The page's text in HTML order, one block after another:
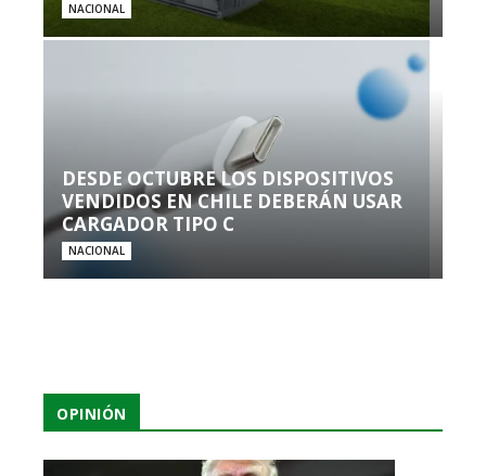
NACIONAL
DESDE OCTUBRE LOS DISPOSITIVOS
VENDIDOS EN CHILE DEBERÁN USAR
CARGADOR TIPO C
NACIONAL
OPINIÓN